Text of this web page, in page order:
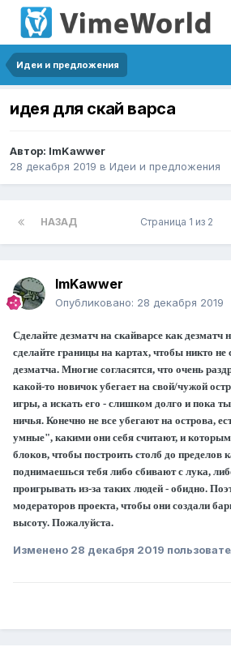
Идеи и предложения
идея для скай варса
Автор: ImKawwer
28 декабря 2019 в Идеи и предложения
НАЗАД Страница 1 из 2
ImKawwer
Опубликовано: 28 декабря 2019
Сделайте дезматч на скайварсе как дезматч
сделайте границы на картах, чтобы никто
дезматча. Многие согласятся, что очень
какой-то новичок убегает на свой/чужой
игры, а искать его - слишком долго и пока
ничья. Конечно не все убегают на острова,
умные", какими они себя считают, и которым
блоков, чтобы построить столб до пределов
поднимаешься тебя либо сбивают с лука,
проигрывать из-за таких людей - обидно.
модераторов проекта, чтобы они создали
высоту. Пожалуйста.
Изменено 28 декабря 2019